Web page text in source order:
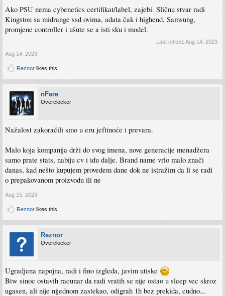
Ako PSU nema cybenetics certifikat/label, zajebi. Sličnu stvar radi
Kingston sa midrange ssd ovima, adata čak i highend, Samsung,
promjene controller i ušute se a isti sku i model.
Last edited: Aug 14, 2023
Aug 14, 2023
Reznor likes this.
nFare
Overclocker
Nažalost zakoračili smo u eru jeftinoće i prevara.
Malo koja kompanija drži do svog imena, nove generacije menadžera
samo prate stats, nabiju cv i idu dalje. Brand name vrlo malo znači
danas, kad nešto kupujem provedem dane dok ne istražim da li se radi
o prepakovanom proizvodu ili ne
Aug 15, 2023
Reznor likes this.
Reznor
Overclocker
Ugradjena napojna, radi i fino izgleda, javim utiske
Btw sinoc ostavih racunar da radi vratih se nije ostao u sleep vec skroz
ugasen, ali nije nijednom zastekao, odigrah 1h bez prekida, cudno...